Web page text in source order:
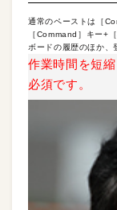
通常のペーストは［
［Command］キー+
ボードの履歴のほか、
作業時間を短
必須です。